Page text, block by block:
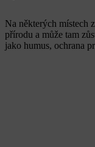
Na některých místech
přírodu a může tam
jako humus, ochrana